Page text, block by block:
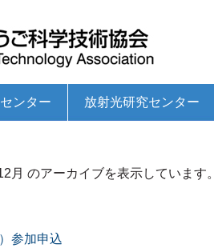
（旧COEプログラム）等への参画
ンター
等への参画
放射光研究センター
月 のアーカイブを表示しています。
参加申込